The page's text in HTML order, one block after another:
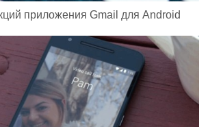
приложения Gmail для Android